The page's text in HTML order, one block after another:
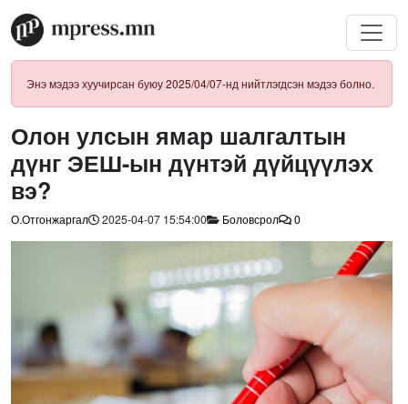
Энэ мэдээ хуучирсан буюу 2025/04/07-нд нийтлэгдсэн мэдээ болно.
Олон улсын ямар шалгалтын
дүнг ЭЕШ-ын дүнтэй дүйцүүлэх
вэ?
О.Отгонжаргал 2025-04-07 15:54:00 Боловсрол 0